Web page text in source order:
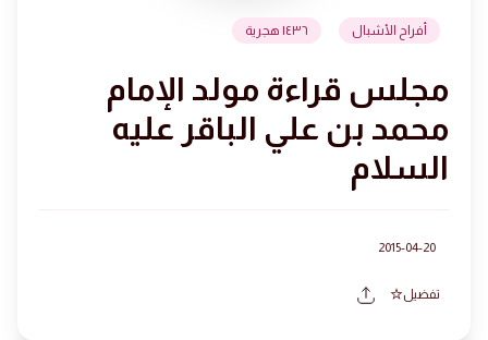
أفراح الأشبال ١٤٣٦ هجرية
مجلس قراءة مولد الإمام
محمد بن علي الباقر عليه
السلام
2015-04-20
تفضيل